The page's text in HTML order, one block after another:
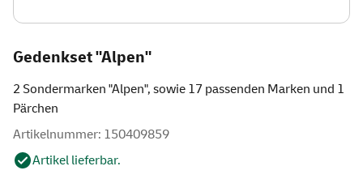
Gedenkset "Alpen"
2 Sondermarken "Alpen", sowie 17 passenden Marken und 1
Pärchen
Artikelnummer: 150409859
Artikel lieferbar.